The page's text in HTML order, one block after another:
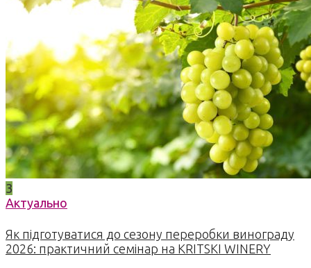
3
Актуально
Як підготуватися до сезону переробки винограду
2026: практичний семінар на KRITSKI WINERY